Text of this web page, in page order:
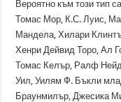
Вероятно към този тип
Томас Мор, К.С. Луис,
Мандела, Хилари
Хенри Дейвид Торо, Ал
Томас Келър, Ралф
Уил, Уилям Ф. Бъкли
Браунмилър, Джесика